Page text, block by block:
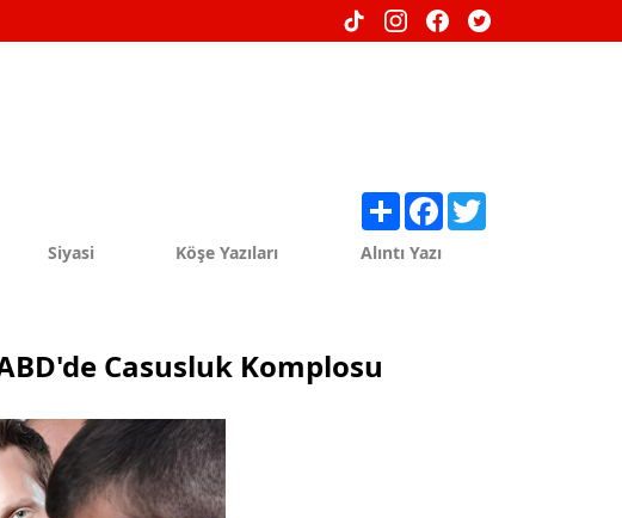
Siyasi Köşe Yazıları Alıntı Yazı
Casusluk Komplosu
Share Facebook